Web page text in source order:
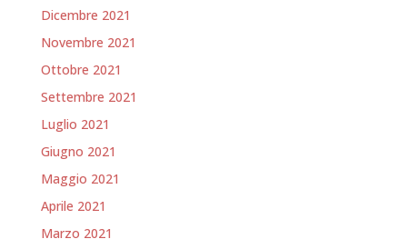
Dicembre 2021
Novembre 2021
Ottobre 2021
Settembre 2021
Luglio 2021
Giugno 2021
Maggio 2021
Aprile 2021
Marzo 2021